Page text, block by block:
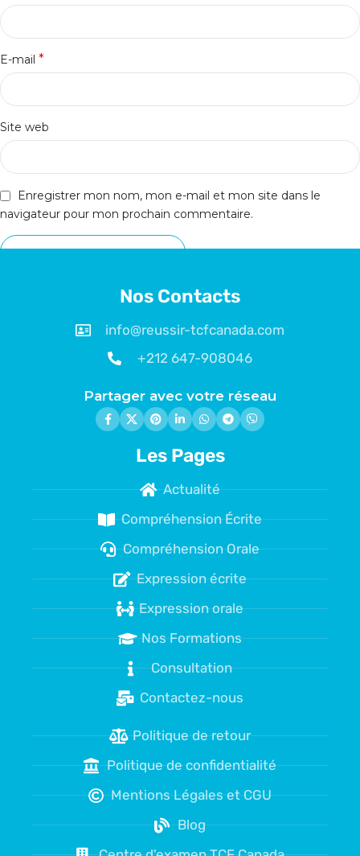
E-mail *
Site web
Enregistrer mon nom, mon e-mail et mon site dans le
navigateur pour mon prochain commentaire.
Nos Contacts
info@reussir-tcfcanada.com
+212 647-908046
Partager avec votre réseau
Les Pages
Actualité
Compréhension Écrite
Compréhension Orale
Expression écrite
Expression orale
Nos Formations
Consultation
Contactez-nous
Politique de retour
Politique de confidentialité
Mentions Légales et CGU
Blog